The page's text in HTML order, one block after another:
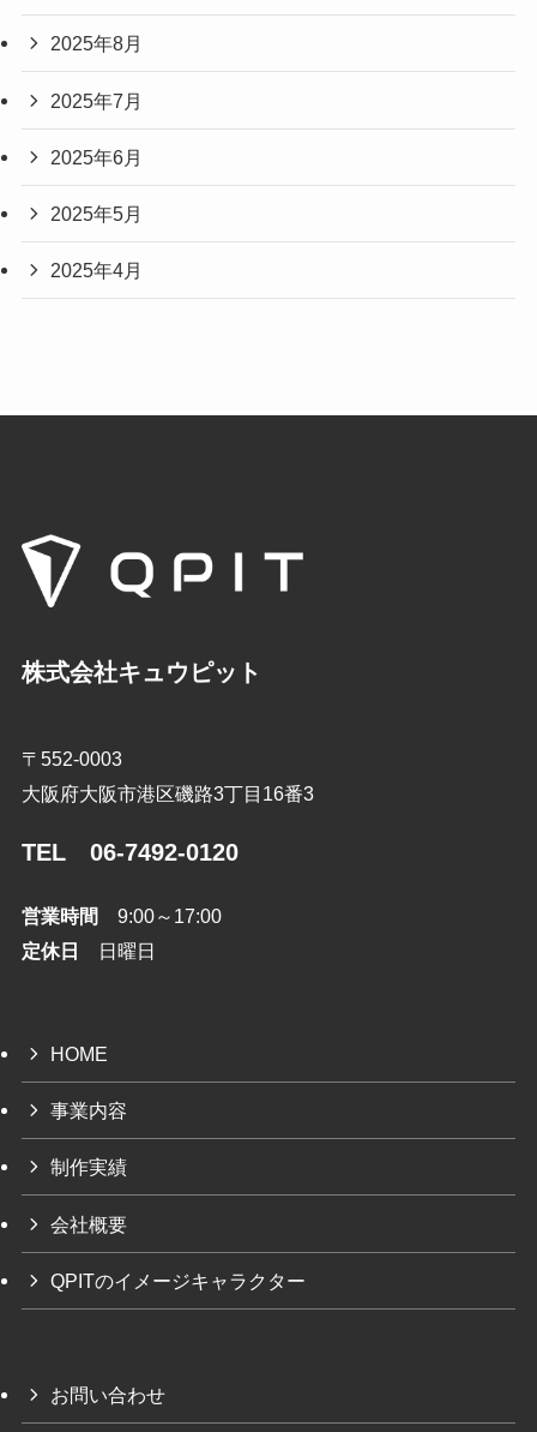
2025年8月
2025年7月
2025年6月
2025年5月
2025年4月
株式会社キュウピット
〒552-0003
大阪府大阪市港区磯路3丁目16番3
TEL 06-7492-0120
営業時間
9:00～17:00
定休日
日曜日
HOME
事業内容
制作実績
会社概要
QPITのイメージキャラクター
お問い合わせ